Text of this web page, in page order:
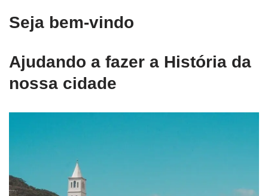
Seja bem-vindo
Ajudando a fazer a História da
nossa cidade